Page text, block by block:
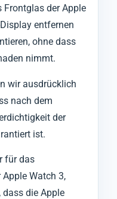
Frontglas der Apple
entfernen
ohne dass
nimmt.
wir ausdrücklich
nach dem
der
ist.
für das
Watch 3,
die Apple